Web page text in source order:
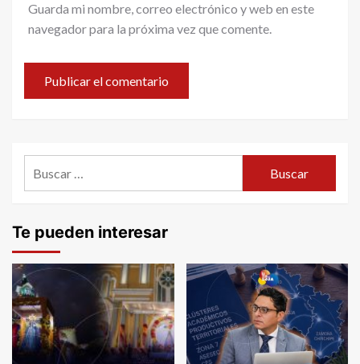
Guarda mi nombre, correo electrónico y web en este
navegador para la próxima vez que comente.
Te pueden interesar